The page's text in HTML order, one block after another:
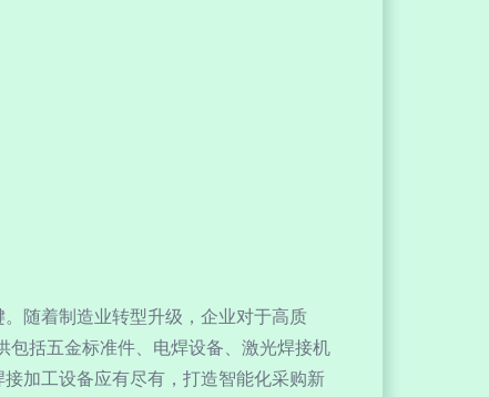
随着制造业转型升级，企业对于高质
括五金标准件、电焊设备、激光焊接机
加工设备应有尽有，打造智能化采购新